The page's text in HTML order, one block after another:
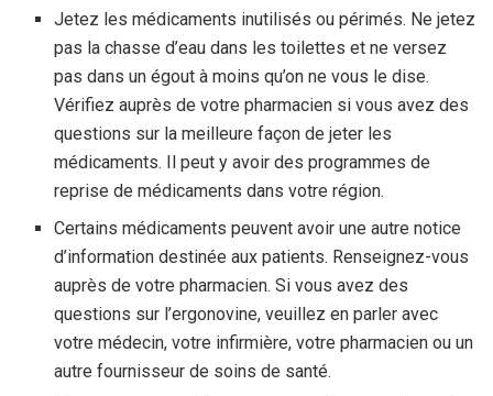
Jetez les médicaments inutilisés ou périmés. Ne jetez
pas la chasse d’eau dans les toilettes et ne versez
pas dans un égout à moins qu’on ne vous le dise.
Vérifiez auprès de votre pharmacien si vous avez des
questions sur la meilleure façon de jeter les
médicaments. Il peut y avoir des programmes de
reprise de médicaments dans votre région.
Certains médicaments peuvent avoir une autre notice
d’information destinée aux patients. Renseignez-vous
auprès de votre pharmacien. Si vous avez des
questions sur l’ergonovine, veuillez en parler avec
votre médecin, votre infirmière, votre pharmacien ou un
autre fournisseur de soins de santé.